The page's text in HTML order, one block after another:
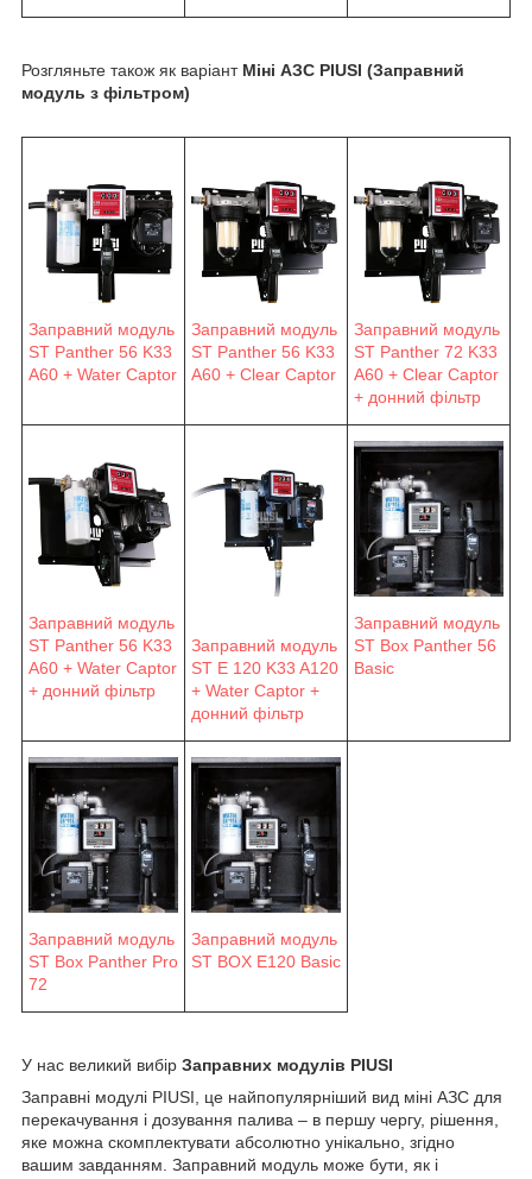
Розгляньте також як варіант Міні АЗС PIUSI (Заправний
модуль з фільтром)
Заправний модуль
ST Panther 56 K33
A60 + Water Captor
Заправний модуль
ST Panther 56 K33
A60 + Clear Captor
Заправний модуль
ST Panther 72 K33
A60 + Clear Captor
+ донний фільтр
Заправний модуль
ST Panther 56 K33
A60 + Water Captor
+ донний фільтр
Заправний модуль
ST E 120 K33 A120
+ Water Captor +
донний фільтр
Заправний модуль
ST Box Panther 56
Basic
Заправний модуль
ST Box Panther Pro
72
Заправний модуль
ST BOX E120 Basic
У нас великий вибір Заправних модулів PIUSI
Заправні модулі PIUSI, це найпопулярніший вид міні АЗС для
перекачування і дозування палива – в першу чергу, рішення,
яке можна скомплектувати абсолютно унікально, згідно
вашим завданням. Заправний модуль може бути, як і